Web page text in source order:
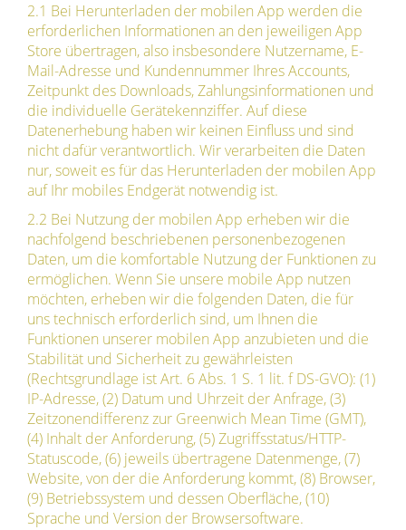
2.1 Bei Herunterladen der mobilen App werden die
erforderlichen Informationen an den jeweiligen App
Store übertragen, also insbesondere Nutzername, E-
Mail-Adresse und Kundennummer Ihres Accounts,
Zeitpunkt des Downloads, Zahlungsinformationen und
die individuelle Gerätekennziffer. Auf diese
Datenerhebung haben wir keinen Einfluss und sind
nicht dafür verantwortlich. Wir verarbeiten die Daten
nur, soweit es für das Herunterladen der mobilen App
auf Ihr mobiles Endgerät notwendig ist.
2.2 Bei Nutzung der mobilen App erheben wir die
nachfolgend beschriebenen personenbezogenen
Daten, um die komfortable Nutzung der Funktionen zu
ermöglichen. Wenn Sie unsere mobile App nutzen
möchten, erheben wir die folgenden Daten, die für
uns technisch erforderlich sind, um Ihnen die
Funktionen unserer mobilen App anzubieten und die
Stabilität und Sicherheit zu gewährleisten
(Rechtsgrundlage ist Art. 6 Abs. 1 S. 1 lit. f DS-GVO): (1)
IP-Adresse, (2) Datum und Uhrzeit der Anfrage, (3)
Zeitzonendifferenz zur Greenwich Mean Time (GMT),
(4) Inhalt der Anforderung, (5) Zugriffsstatus/HTTP-
Statuscode, (6) jeweils übertragene Datenmenge, (7)
Website, von der die Anforderung kommt, (8) Browser,
(9) Betriebssystem und dessen Oberfläche, (10)
Sprache und Version der Browsersoftware.